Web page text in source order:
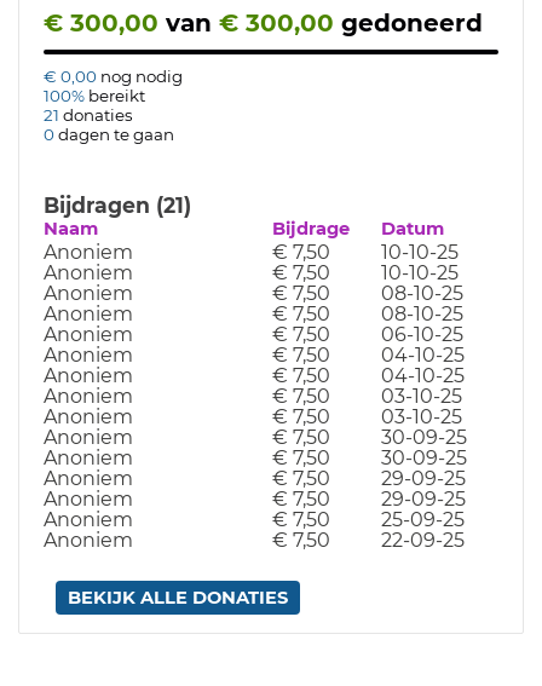
€ 300,00 van € 300,00 gedoneerd
€ 0,00 nog nodig
100% bereikt
21 donaties
0dagen te gaan
Bijdragen (21)
Naam Bijdrage Datum
Anoniem € 7,50
10-10-25
Anoniem
€ 7,50
10-10-25
Anoniem
€ 7,50
08-10-25
Anoniem
€ 7,50
08-10-25
Anoniem
€ 7,50
06-10-25
Anoniem
€ 7,50
04-10-25
Anoniem
€ 7,50
04-10-25
Anoniem
€ 7,50
03-10-25
Anoniem
€ 7,50
03-10-25
Anoniem
€ 7,50
30-09-25
Anoniem
€ 7,50
30-09-25
Anoniem
€ 7,50
29-09-25
Anoniem
€ 7,50
29-09-25
Anoniem
€ 7,50
25-09-25
Anoniem
€ 7,50 22-09-25
BEKIJK ALLE DONATIES